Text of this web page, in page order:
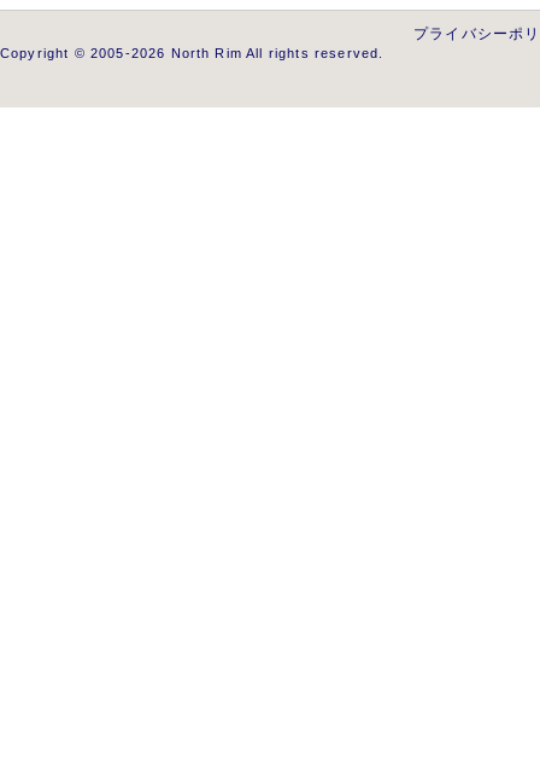
プライバシーポ
Copyright © 2005-2026 North Rim All rights reserved.